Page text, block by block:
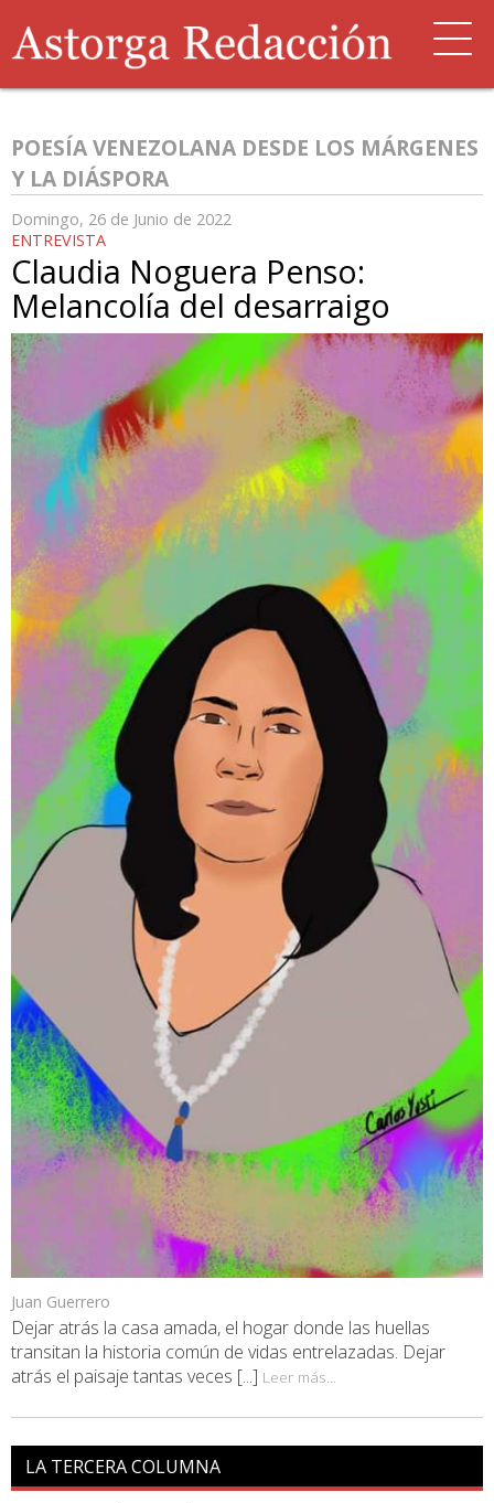
POESÍA VENEZOLANA DESDE LOS MÁRGENES
Y LA DIÁSPORA
Domingo, 26 de Junio de 2022
ENTREVISTA
Claudia Noguera Penso:
Melancolía del desarraigo
Juan Guerrero
Dejar atrás la casa amada, el hogar donde las huellas
transitan la historia común de vidas entrelazadas. Dejar
atrás el paisaje tantas veces [...] Leer más...
LA TERCERA COLUMNA